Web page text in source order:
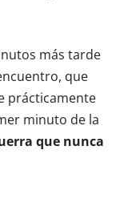
más tarde
que
prácticamente
minuto de la
que nunca